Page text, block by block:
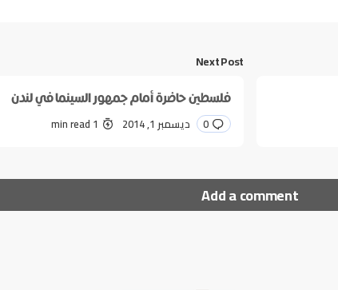
Next Post
فلسطين حاضرة أمام جمهور السينما في لندن
0 ديسمبر 1, 2014 1 min read
Add a comment